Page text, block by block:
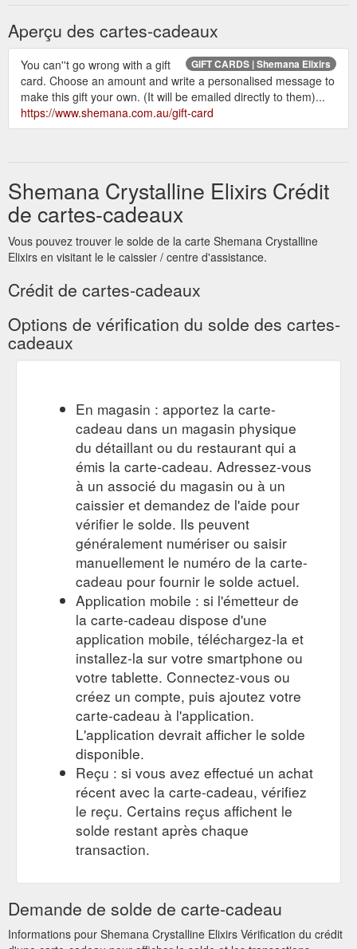
Aperçu des cartes-cadeaux
GIFT CARDS | Shemana Elixirs
You can''t go wrong with a gift
card. Choose an amount and write a personalised message to
make this gift your own. (It will be emailed directly to them)...
https://www.shemana.com.au/gift-card
Shemana Crystalline Elixirs Crédit
de cartes-cadeaux
Vous pouvez trouver le solde de la carte Shemana Crystalline
Elixirs en visitant le le caissier / centre d'assistance.
Crédit de cartes-cadeaux
Options de vérification du solde des cartes-
cadeaux
En magasin : apportez la carte-
cadeau dans un magasin physique
du détaillant ou du restaurant qui a
émis la carte-cadeau. Adressez-vous
à un associé du magasin ou à un
caissier et demandez de l'aide pour
vérifier le solde. Ils peuvent
généralement numériser ou saisir
manuellement le numéro de la carte-
cadeau pour fournir le solde actuel.
Application mobile : si l'émetteur de
la carte-cadeau dispose d'une
application mobile, téléchargez-la et
installez-la sur votre smartphone ou
votre tablette. Connectez-vous ou
créez un compte, puis ajoutez votre
carte-cadeau à l'application.
L'application devrait afficher le solde
disponible.
Reçu : si vous avez effectué un achat
récent avec la carte-cadeau, vérifiez
le reçu. Certains reçus affichent le
solde restant après chaque
transaction.
Demande de solde de carte-cadeau
Informations pour Shemana Crystalline Elixirs Vérification du crédit